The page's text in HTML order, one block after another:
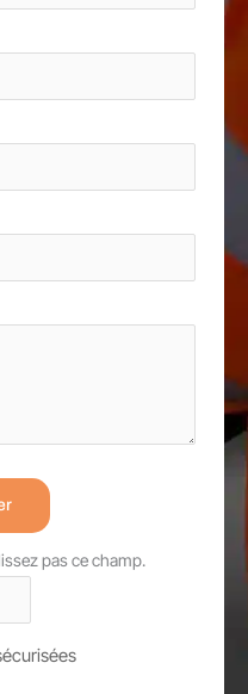
pas ce champ.